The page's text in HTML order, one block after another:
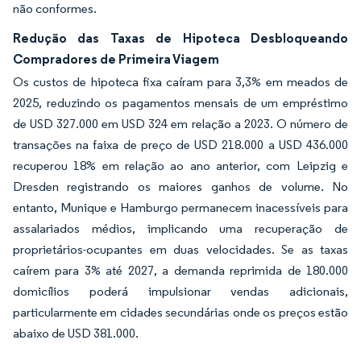
não conformes.
Redução das Taxas de Hipoteca Desbloqueando
Compradores de Primeira Viagem
Os custos de hipoteca fixa caíram para 3,3% em meados de
2025, reduzindo os pagamentos mensais de um empréstimo
de USD 327.000 em USD 324 em relação a 2023. O número de
transações na faixa de preço de USD 218.000 a USD 436.000
recuperou 18% em relação ao ano anterior, com Leipzig e
Dresden registrando os maiores ganhos de volume. No
entanto, Munique e Hamburgo permanecem inacessíveis para
assalariados médios, implicando uma recuperação de
proprietários-ocupantes em duas velocidades. Se as taxas
caírem para 3% até 2027, a demanda reprimida de 180.000
domicílios poderá impulsionar vendas adicionais,
particularmente em cidades secundárias onde os preços estão
abaixo de USD 381.000.